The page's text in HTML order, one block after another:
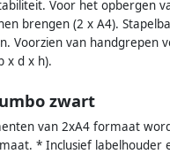
Voor het opbergen
brengen (2 x A4).
Voorzien van handgrepen
x d x h).
zwart
van 2xA4 formaat
* Inclusief labelhouder